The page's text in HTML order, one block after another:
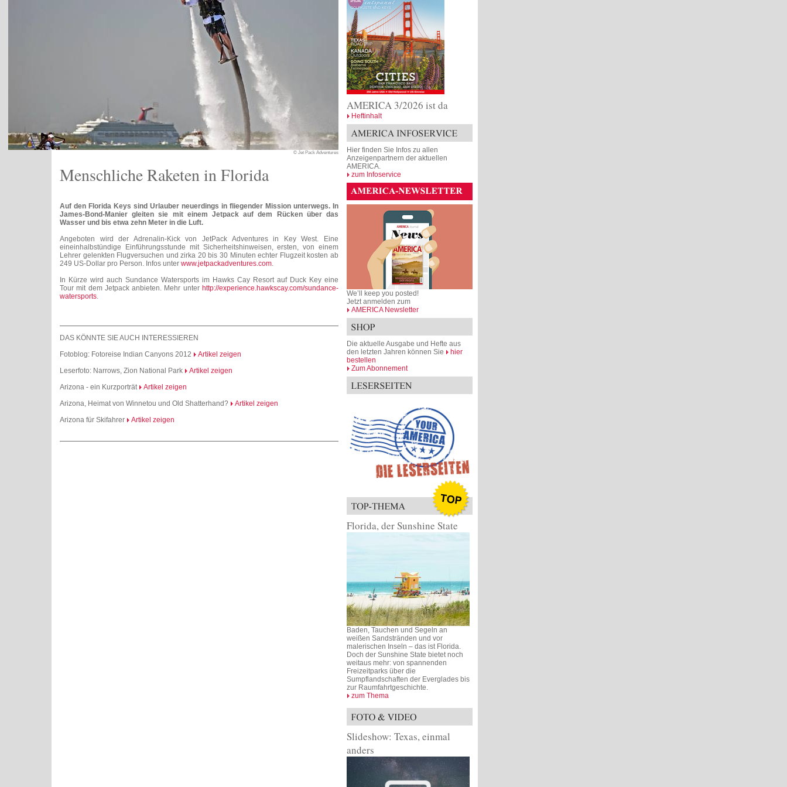
© Jet Pack Adventures
Menschliche Raketen in Florida
Auf den Florida Keys sind Urlauber neuerdings in fliegender Mission unterwegs. In
James-Bond-Manier gleiten sie mit einem Jetpack auf dem Rücken über das
Wasser und bis etwa zehn Meter in die Luft.
Angeboten wird der Adrenalin-Kick von JetPack Adventures in Key West. Eine
eineinhalbstündige Einführungsstunde mit Sicherheitshinweisen, ersten, von einem
Lehrer gelenkten Flugversuchen und zirka 20 bis 30 Minuten echter Flugzeit kosten ab
249 US-Dollar pro Person. Infos unter www.jetpackadventures.com.
In Kürze wird auch Sundance Watersports im Hawks Cay Resort auf Duck Key eine
Tour mit dem Jetpack anbieten. Mehr unter http://experience.hawkscay.com/sundance-
watersports.
DAS KÖNNTE SIE AUCH INTERESSIEREN
Fotoblog: Fotoreise Indian Canyons 2012
Artikel zeigen
Leserfoto: Narrows, Zion National Park
Artikel zeigen
Arizona - ein Kurzporträt
Artikel zeigen
Arizona, Heimat von Winnetou und Old Shatterhand?
Artikel zeigen
Arizona für Skifahrer
Artikel zeigen
AMERICA 3/2026 ist da
Heftinhalt
Hier finden Sie Infos zu allen
Anzeigenpartnern der aktuellen
AMERICA.
zum Infoservice
We’ll keep you posted!
Jetzt anmelden zum
AMERICA Newsletter
Die aktuelle Ausgabe und Hefte aus
den letzten Jahren können Sie
hier
bestellen
Zum Abonnement
Florida, der Sunshine State
Baden, Tauchen und Segeln an
weißen Sandstränden und vor
malerischen Inseln – das ist Florida.
Doch der Sunshine State bietet noch
weitaus mehr: von spannenden
Freizeitparks über die
Sumpflandschaften der Everglades bis
zur Raumfahrtgeschichte.
zum Thema
Slideshow: Texas, einmal
anders